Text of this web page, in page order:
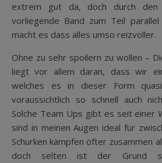
extrem gut da, doch durch
vorliegende Band zum Teil
macht es dass alles umso reizvoller.
Ohne zu sehr spoilern zu wollen –
liegt vor allem daran, dass wir
welches es in dieser Form
voraussichtlich so schnell auch
Solche Team Ups gibt es seit einer
sind in meinen Augen ideal für
Schurken kämpfen öfter zusammen
doch selten ist der Grund